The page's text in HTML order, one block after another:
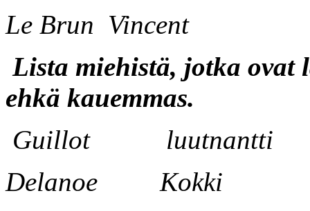
Le Brun Vincent
Lista miehistä, jotka ovat
ehkä kauemmas.
Guillot luutnantti
Delanoe Kokki